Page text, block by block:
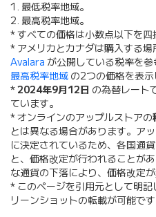
1. 最低税率地域。
2. 最高税率地域。
* すべての価格は小数点以下を四
* アメリカとカナダは購入する
Avalara が公開している税率を参
最高税率地域 の2つの価格を表示
*2024年9月12日 の為替レート
ています。
* オンラインのアップルストアの
とは異なる場合があります。ア
に決定されているため、各国通
と、価格改定が行われることが
な通貨の下落により、価格改定
* このページを引用元として明
リーンショットの転載が可能です